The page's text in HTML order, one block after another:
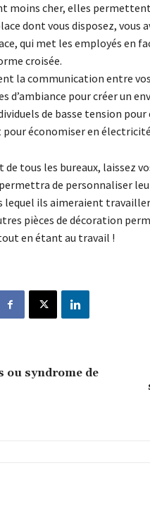
moins cher, elles
dont vous disposez, vous
qui met les employés en
croisée.
la communication entre
d’ambiance pour créer un
de basse tension
économiser en
de tous les bureaux, laissez
de personnaliser
lequel ils aimeraient
pièces de décoration
en étant au travail !
ou syndrome de